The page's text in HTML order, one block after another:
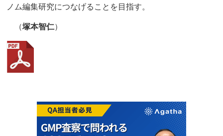
ノム編集研究につなげることを目指す。
（塚本智仁）